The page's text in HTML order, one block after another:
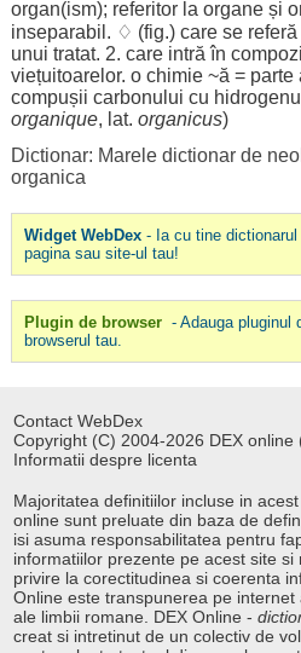
organ(ism); referitorla organeși
inseparabil . ♢ (fig.) care se referă
unui tratat. 2. care intră în
viețuitoarelor. o chimie~ă = parte
compușii carbonului cu hidrogenul
organique, lat. organicus)
Dictionar: Marele dictionar de
organica
Widget WebDex- Ia cu tine dictionarul
pagina sau site-ul tau!
Plugin de browser - Adauga pluginul
browserul tau.
Contact WebDex
Copyright (C) 2004-2026 DEX online
Informatii despre licenta
Majoritatea definitiilor incluse in
online sunt preluate din baza de
isi asuma responsabilitatea pentru
informatiilor prezente pe acest site
privire la corectitudinea si coerenta
Online este transpunerea pe
ale limbii romane. DEX Online -
creat si intretinut de un colectiv de